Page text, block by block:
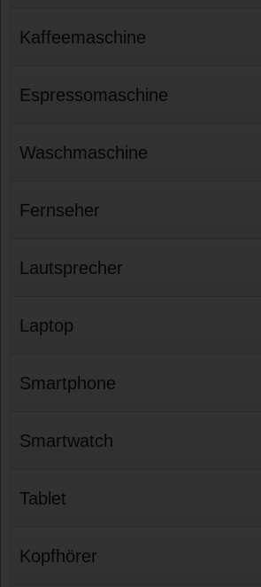
Kaffeemaschine
Espressomaschine
Waschmaschine
Fernseher
Lautsprecher
Laptop
Smartphone
Smartwatch
Tablet
Kopfhörer